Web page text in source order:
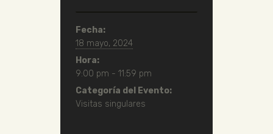
Fecha:
18 mayo, 2024
Hora:
9:00 pm - 11:59 pm
Categoría del Evento:
Visitas singulares